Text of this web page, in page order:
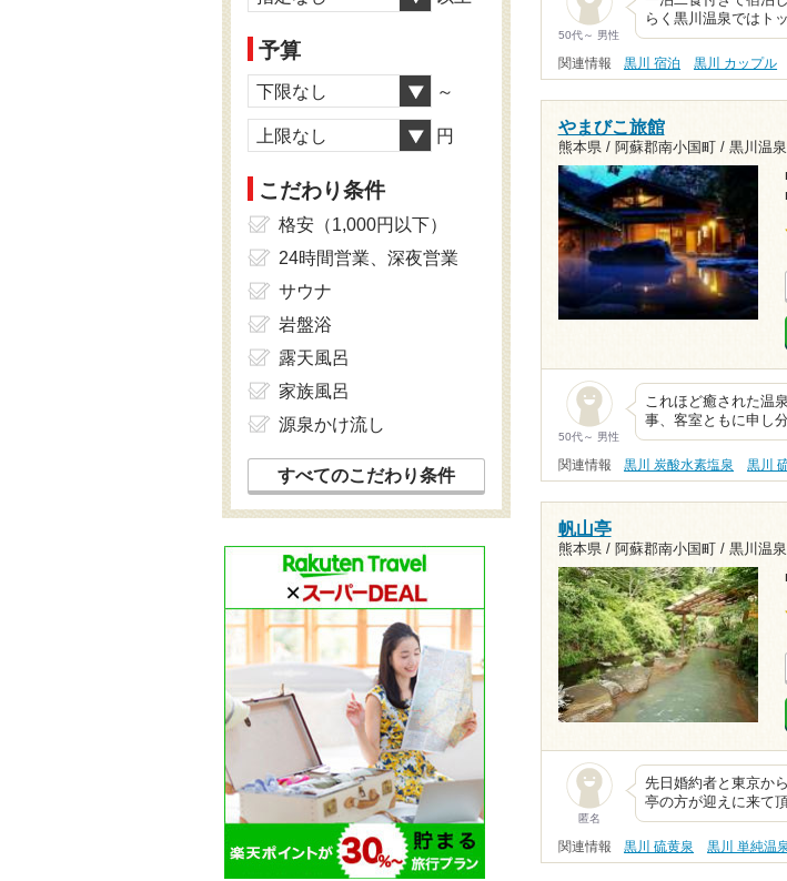
50代～ 男性
らく黒川温泉ではト
関連情報 黒川 宿泊 黒川 カップル
やまびこ旅館
熊本県 / 阿蘇郡南小国町 / 黒川温
50代～ 男性
これほど癒された温
事、客室ともに申し
関連情報 黒川 炭酸水素塩泉 黒川
帆山亭
熊本県 / 阿蘇郡南小国町 / 黒川温泉
匿名
先日婚約者と東京か
亭の方が迎えに来て
関連情報 黒川 硫黄泉 黒川 単純温
予算
下限なし ～
上限なし 円
こだわり条件
格安（1,000円以下）
24時間営業、深夜営業
サウナ
岩盤浴
露天風呂
家族風呂
源泉かけ流し
すべてのこだわり条件